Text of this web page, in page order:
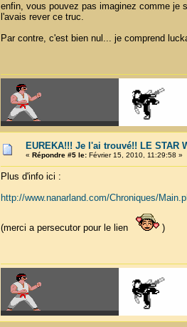
enfin, vous pouvez pas imaginez comme je
l'avais rever ce truc.
Par contre, c'est bien nul... je comprend
EUREKA!!! Je l'ai trouvé!! LE STAR
« Répondre #5 le:Février 15, 2010, 11:29:58 »
Plus d'info ici :
http://www.nanarland.com/Chroniques/
(merci a persecutor pour le lien )